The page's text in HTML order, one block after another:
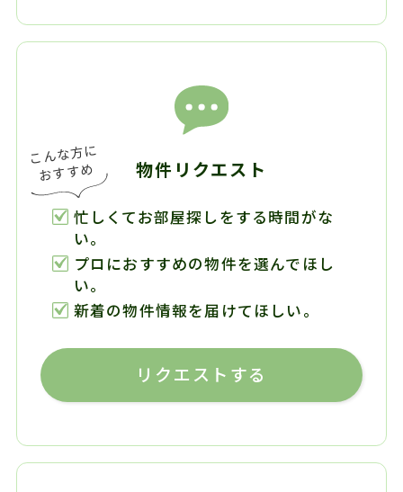
物件リクエスト
忙しくてお部屋探しをする時間がな
い。
プロにおすすめの物件を選んでほし
い。
新着の物件情報を届けてほしい。
リクエストする